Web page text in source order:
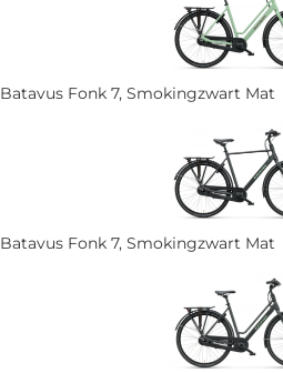
Batavus Fonk 7, Smokingzwart Mat
Batavus Fonk 7, Smokingzwart Mat